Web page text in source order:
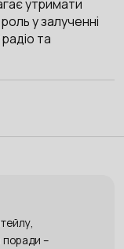
утримати
у залученні
та
поради –